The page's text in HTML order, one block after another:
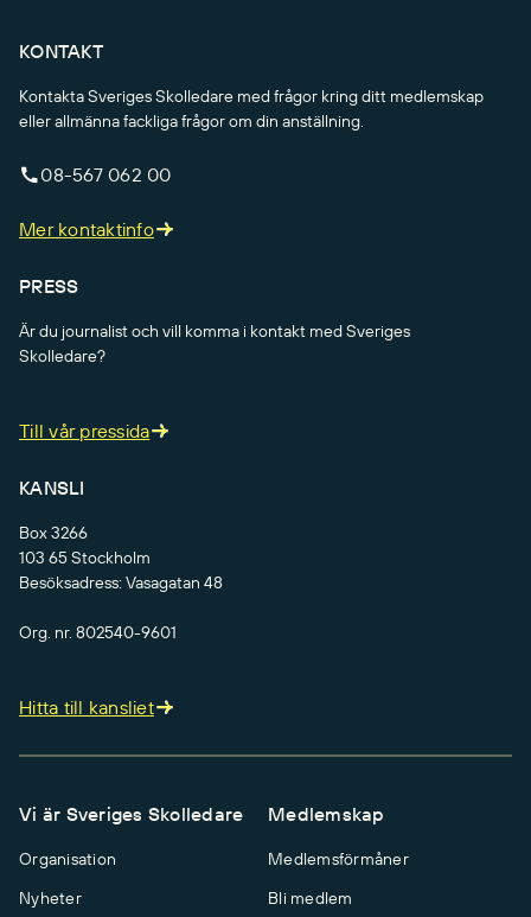
KONTAKT
Kontakta Sveriges Skolledare med frågor kring ditt medlemskap
eller allmänna fackliga frågor om din anställning.
08-567 062 00
Mer kontaktinfo
PRESS
Är du journalist och vill komma i kontakt med Sveriges
Skolledare?
Till vår pressida
KANSLI
Box 3266
103 65 Stockholm
Besöksadress: Vasagatan 48
Org. nr. 802540-9601
Hitta till kansliet
Vi är Sveriges Skolledare
Organisation
Nyheter
Medlemskap
Medlemsförmåner
Bli medlem